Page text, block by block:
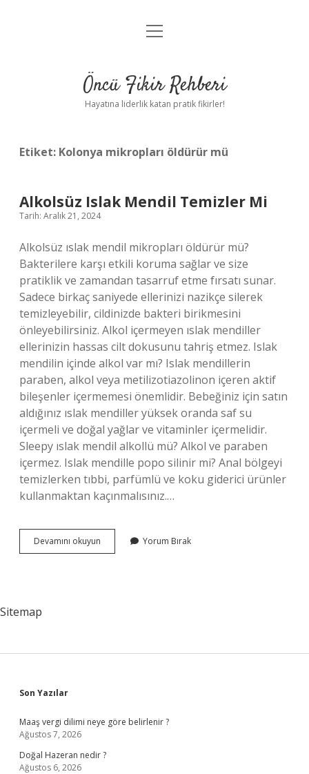
Anasayfa
Yasal Uyarı
menüyü
Öncü Fikir Rehberi
Hayatına liderlik katan pratik fikirler!
Etiket: Kolonya mikropları öldürür mü
Alkolsüz Islak Mendil Temizler Mi
Tarih: Aralık 21, 2024
Alkolsüz ıslak mendil mikropları öldürür mü?
Bakterilere karşı etkili koruma sağlar ve size
pratiklik ve zamandan tasarruf etme fırsatı sunar.
Sadece birkaç saniyede ellerinizi nazikçe silerek
temizleyebilir, cildinizde bakteri birikmesini
önleyebilirsiniz. Alkol içermeyen ıslak mendiller
ellerinizin hassas cilt dokusunu tahriş etmez. Islak
mendilin içinde alkol var mı? Islak mendillerin
paraben, alkol veya metilizotiazolinon içeren aktif
bileşenler içermemesi önemlidir. Bebeğiniz için satın
aldığınız ıslak mendiller yüksek oranda saf su
içermeli ve doğal yağlar ve vitaminler içermelidir.
Sleepy ıslak mendil alkollü mü? Alkol ve paraben
içermez. Islak mendille popo silinir mi? Anal bölgeyi
temizlerken tıbbi, parfümlü ve koku giderici ürünler
kullanmaktan kaçınmalısınız.…
Devamını okuyun Alkolsüz
Islak
Yorum Bırak
Sitemap
Sidebar
Son Yazılar
Maaş vergi dilimi neye göre belirlenir ?
Ağustos 7, 2026
Doğal Hazeran nedir ?
Ağustos 6, 2026